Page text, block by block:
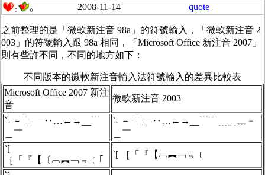
0 0 2008-11-14 quote
之前整理的是「微軟新注音 98a」的符號輸入，「微軟新注音 2
003」的符號輸入跟 98a 相同，「Microsoft Office 新注音 2007」
則有些許不同，不同的地方如下：
不同版本的微軟新注音輸入法符號輸入的差異比較表
Microsoft Office 2007 新注
音
微軟新注音 2003
`- －¯ˍ–—‥…←→╴﹉
＿￣
`- －–¯ˍ—‥…←→╴﹉﹊﹍﹎﹏﹣
＿￣
`[
［「『【〔︹︻﹁﹃﹝｢
`[ ［「『【︹︻﹁﹃﹝